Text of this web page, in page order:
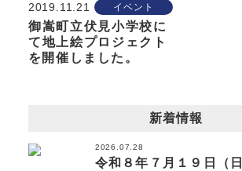
2019.11.21 イベント
御嵩町立伏見小学校に
て地上絵プロジェクト
を開催しました。
新着情報
2026.07.28
令和８年７月１９日（